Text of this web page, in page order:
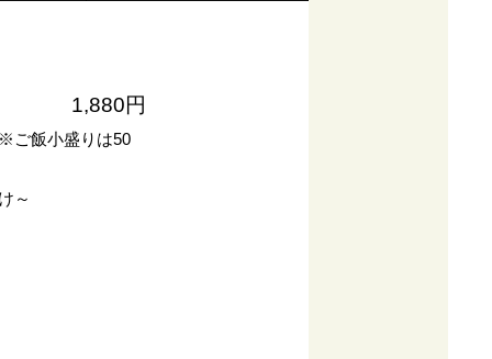
1,880円
ご飯小盛りは50
～